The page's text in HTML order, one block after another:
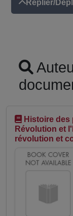
Replier/
Histoire
Révolution et
révolution et